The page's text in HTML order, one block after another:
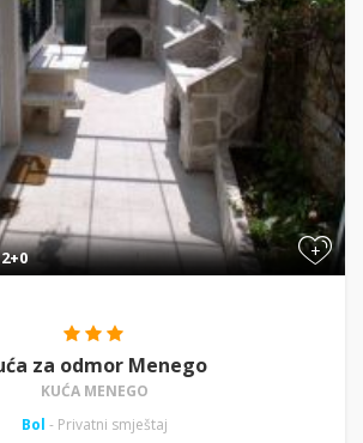
+
2+0
za odmor Menego
KUĆA MENEGO
Bol - Privatni smještaj